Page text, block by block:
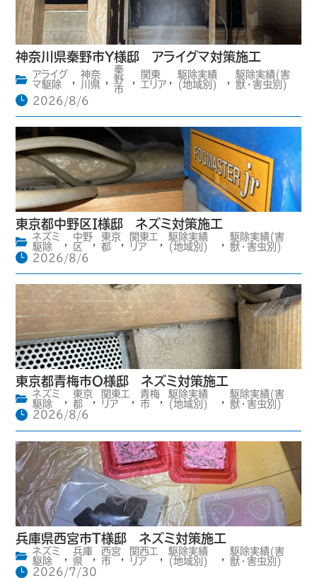
神奈川県秦野市Y様邸 アライグマ対策施工
アライグ
マ駆除
,
神奈
川県 ,
秦
野
市
,
関東
エリア ,
駆除実績
(地域別)
,
駆除実績(害
獣・害虫別)
2026/8/6
東京都中野区I様邸 ネズミ対策施工
ネズミ
駆除
,
中野
区
,
東京
都
,
関東エ
リア
,
駆除実績
(地域別)
,
駆除実績(害
獣・害虫別)
2026/8/6
東京都青梅市O様邸 ネズミ対策施工
ネズミ
駆除
,
東京
都
,
関東エ
リア
,
青梅
市
,
駆除実績
(地域別)
,
駆除実績(害
獣・害虫別)
2026/8/6
兵庫県西宮市T様邸 ネズミ対策施工
ネズミ
駆除
,
兵庫
県
,
西宮
市
,
関西エ
リア
,
駆除実績
(地域別)
,
駆除実績(害
獣・害虫別)
2026/7/30